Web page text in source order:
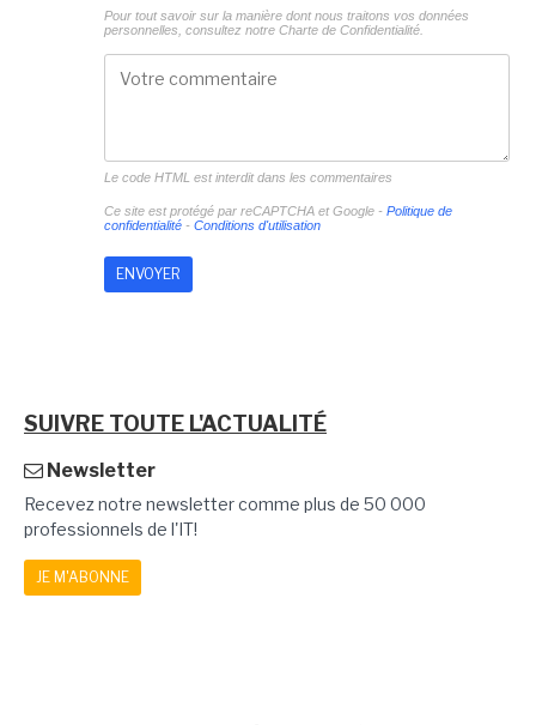
Pour tout savoir sur la manière dont nous traitons vos données
personnelles, consultez notre Charte de Confidentialité.
Le code HTML est interdit dans les commentaires
Ce site est protégé par reCAPTCHA et Google - Politique de
confidentialité- Conditions d'utilisation
SUIVRE TOUTE L'ACTUALITÉ
Newsletter
Recevez notre newsletter comme plus de 50 000
professionnels de l'IT!
JE M'ABONNE